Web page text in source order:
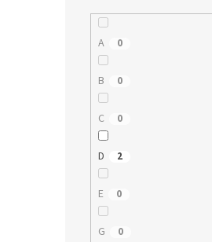
A 0
B 0
C 0
D 2
E 0
G 0